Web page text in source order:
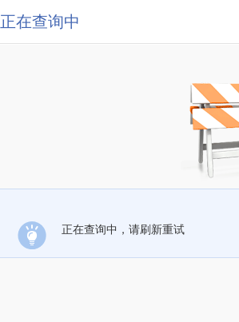
正在查询中
正在查询中，请刷新重试